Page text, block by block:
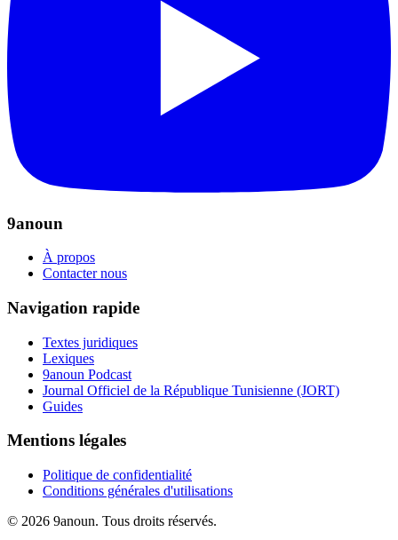
9anoun
À propos
Contacter nous
Navigation rapide
Textes juridiques
Lexiques
9anoun Podcast
Journal Officiel de la République Tunisienne (JORT)
Guides
Mentions légales
Politique de confidentialité
Conditions générales d'utilisations
© 2026 9anoun. Tous droits réservés.